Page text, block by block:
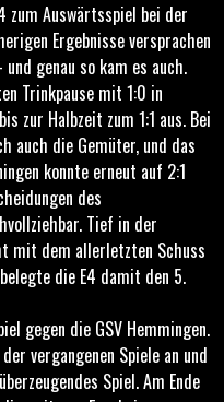
Auswärtsspiel bei der
Ergebnisse versprachen
genau so kam es auch.
Trinkpause mit 1:0 in
zur Halbzeit zum 1:1 aus. Bei
auch die Gemüter, und das
konnte erneut auf 2:1
des
Tief in der
mit dem allerletzten Schuss
die E4 damit den 5.
gegen die GSV Hemmingen.
vergangenen Spiele an und
Spiel. Am Ende